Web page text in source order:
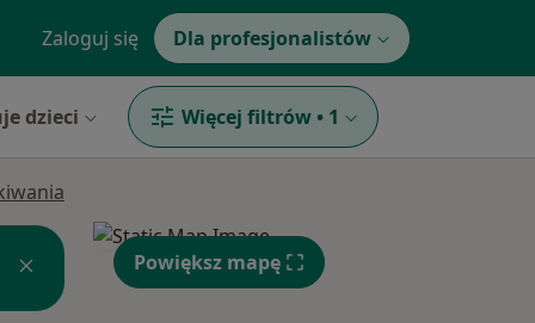
Zaloguj się Dla profesjonalistów
dzieci Więcej filtrów • 1
Powiększ mapę